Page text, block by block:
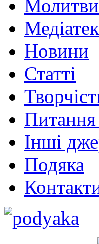
Молитви
Новини
Статті
Питання
Інші
Подяка